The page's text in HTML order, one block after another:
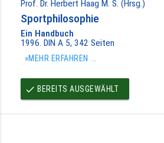
Prof. Dr. Herbert Haag M. S. (Hrsg.)
Sportphilosophie
Ein Handbuch
1996. DIN A 5, 342 Seiten
»MEHR ERFAHREN ...
done BEREITS AUSGEWÄHLT